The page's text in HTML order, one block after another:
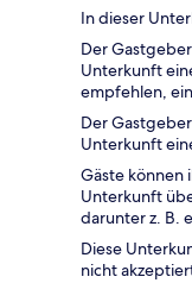
In dieser
Der
Unterkunft
empfehlen,
Der
Unterkunft
Gäste können
Unterkunft
darunter z. B.
Diese
nicht